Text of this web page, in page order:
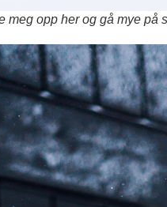
meg opp her og gå mye på